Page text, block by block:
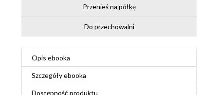
Przenieś na półkę
Do przechowalni
Opis ebooka
Szczegółyebooka
Dostępność produktu